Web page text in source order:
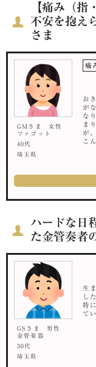
【痛み（指
不安を抱え
さま
GMさま 女性
ファゴット
40代
埼玉県
痛
お
が
な
ま
が
こ
ハードな日
た金管奏者
GSさま 男性
金管楽器
30代
埼玉県
生
し
特
て